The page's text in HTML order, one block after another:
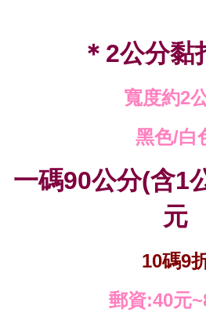
＊ 2公分黏
寬度約2
黑色/白
一碼90公分(含1
元
10碼9
郵資:40元